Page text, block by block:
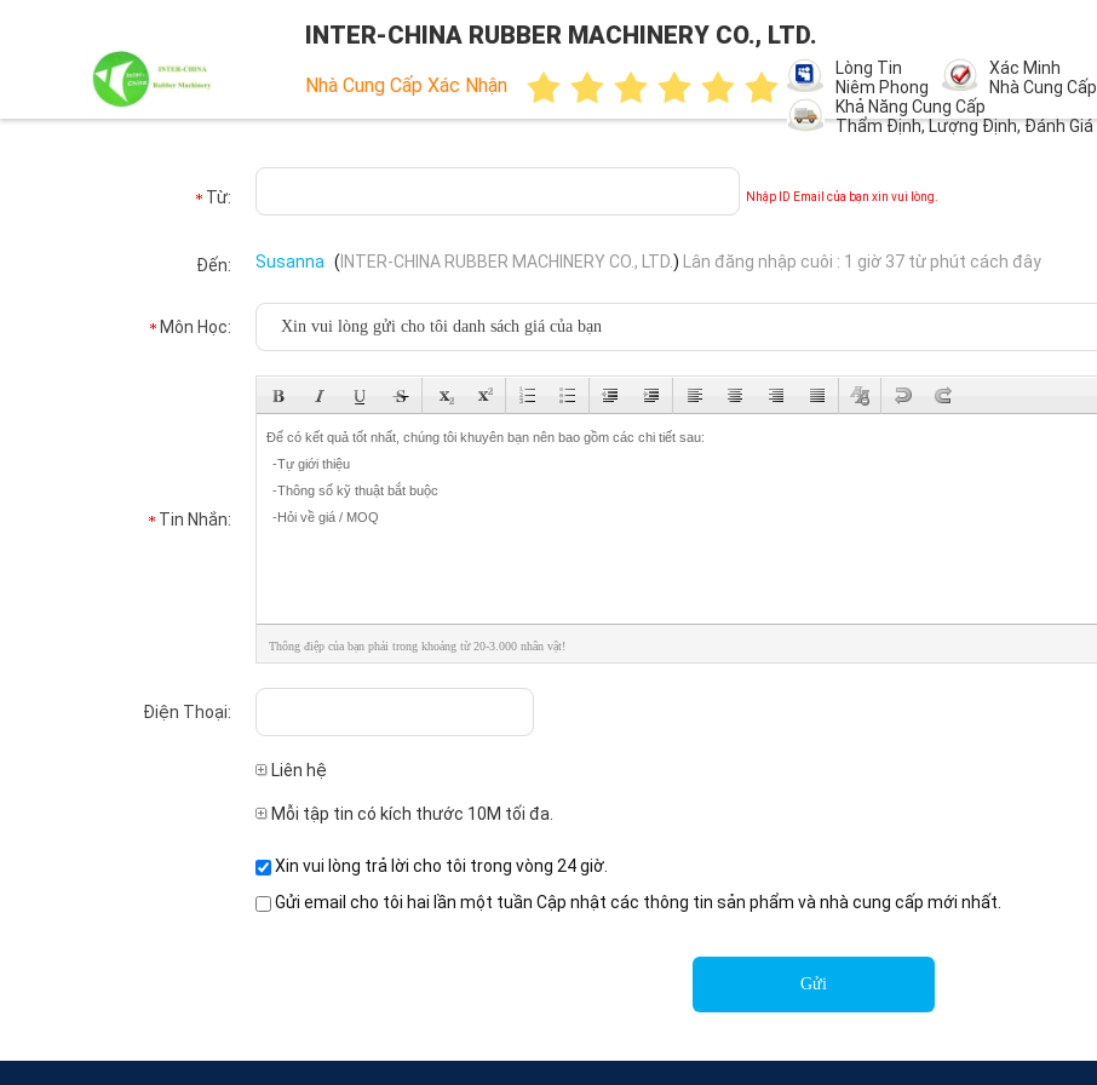
INTER-CHINA RUBBER MACHINERY CO., LTD.
Nhà Cung Cấp Xác Nhận
Lòng Tin
Niêm Phong
Xác Minh
Nhà Cung Cấp
Khả Năng Cung Cấp
Thẩm Định, Lượng Định, Đánh Giá
Từ: Nhập ID Email của bạn xin vui lòng.
Đến: Susanna ( INTER-CHINA RUBBER MACHINERY CO., LTD.) Lân đăng nhập cuôi : 1 giờ 37 từ phút cách đây
Môn Học:
Tin Nhắn:
Thông điệp của bạn phải trong khoảng từ 20-3.000 nhân vật!
Điện Thoại:
Liên hệ
Mỗi tập tin có kích thước 10M tối đa.
Xin vui lòng trả lời cho tôi trong vòng 24 giờ.
Gửi email cho tôi hai lần một tuần Cập nhật các thông tin sản phẩm và nhà cung cấp mới nhất.